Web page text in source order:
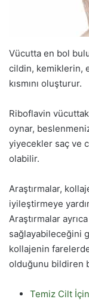
Vücutta en bol
cildin, kemiklerin,
kısmını oluşturur.
Riboflavin
oynar,
yiyecekler saç ve
olabilir.
Araştırmalar,
iyileştirmeye
Araştırmalar
sağlayabileceğini
kollajenin
olduğunu bildiren
Temiz Cilt